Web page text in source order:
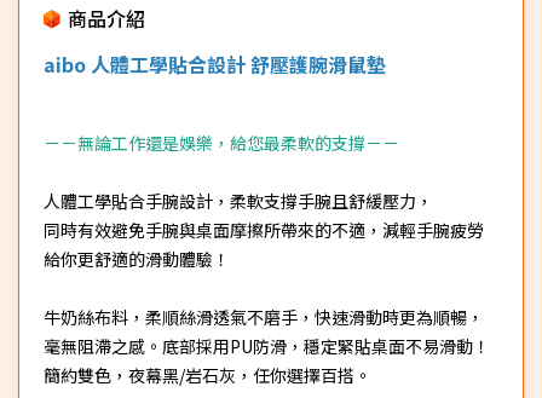
商品介紹
aibo 人體工學貼合設計 舒壓護腕滑鼠墊
－－無論工作還是娛樂，給您最柔軟的支撐－－
人體工學貼合手腕設計，柔軟支撐手腕且舒緩壓力，
同時有效避免手腕與桌面摩擦所帶來的不適，減輕手腕疲勞
給你更舒適的滑動體驗！
牛奶絲布料，柔順絲滑透氣不磨手，快速滑動時更為順暢，
毫無阻滯之感。底部採用PU防滑，穩定緊貼桌面不易滑動！
簡約雙色，夜幕黑/岩石灰，任你選擇百搭。